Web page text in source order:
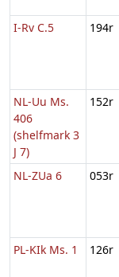
I-Rv C.5 194r
NL-Uu Ms.
406
(shelfmark 3
J 7)
152r
NL-ZUa 6 053r
PL-KIk Ms. 1 126r